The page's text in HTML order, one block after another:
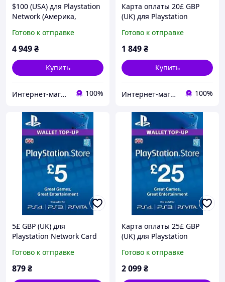
$100 (USA) для Playstation
Network (Америка,
Готово к отправке
4 949₴
Купить
Интернет-магазин "Digital Product" 100%
Карта оплаты 20£ GBP
(UK) для Playstation
Kingdom, PlayStation
Store/PSN)
Готово к отправке
1 849₴
Купить
Интернет-магазин "KeyStoreGame" 100%
5£ GBP (UK) для
Playstation Network Card
PlayStation Store/PSN)
Готово к отправке
879₴
Карта оплаты 25£ GBP
(UK) для Playstation
Kingdom, PlayStation
Store/PSN)
Готово к отправке
2 099₴